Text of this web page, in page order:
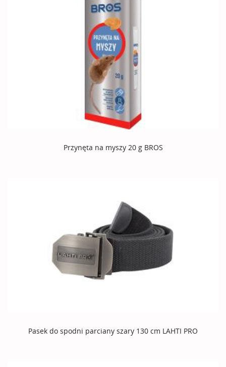
Przynęta na myszy 20 g BROS
Pasek do spodni parciany szary 130 cm LAHTI PRO